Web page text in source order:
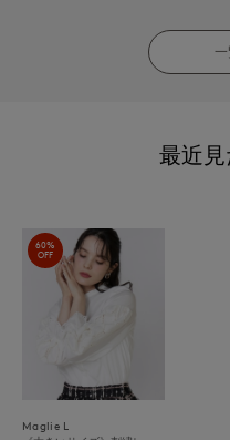
最近
60%
OFF
Maglie L